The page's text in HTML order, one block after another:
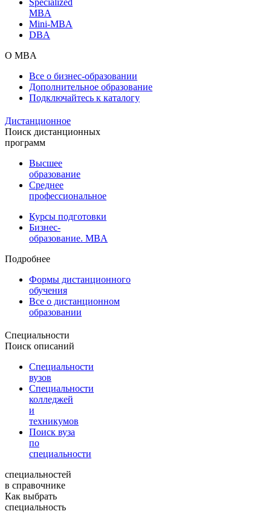
MBA
Mini-MBA
DBA
О MBA
Все о бизнес-образовании
Дополнительное образование
Подключайтесь к каталогу
Дистанционное
Поиск дистанционных
программ
Высшее
образование
Среднее
профессиональное
Курсы подготовки
Бизнес-
образование. MBA
Подробнее
Формы дистанционного
обучения
Все о дистанционном
образовании
Специальности
Поиск описаний
Специальности
вузов
Специальности
колледжей
и
техникумов
Поиск вуза
по
специальности
специальностей
в справочнике
Как выбрать
специальность